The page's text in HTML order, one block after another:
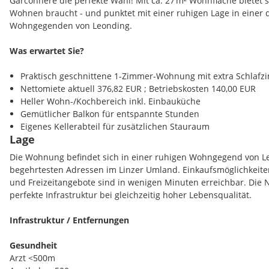
Wohnen braucht - und punktet mit einer ruhigen Lage in einer
Wohngegenden von Leonding.
Was erwartet Sie?
Praktisch geschnittene 1-Zimmer-Wohnung mit extra
Nettomiete aktuell 376,82 EUR ; Betriebskosten 140,00 EUR
Heller Wohn-/Kochbereich inkl. Einbauküche
Gemütlicher Balkon für entspannte Stunden
Eigenes Kellerabteil für zusätzlichen Stauraum
Privater KFZ-Stellplatz inklusive
Die Wohnung ist aktuell vermietet - für Sie bedeutet das:
Ihre Vorteile
Gepflegter Zustand
Massivbauweise und Zentralheizung
Absolute Ruhelage - und trotzdem nah an der Stadt
Infrastruktur und öffentlicher Verkehr in unmittelbarer Nähe
Top Lage - beste Anbindung
Leonding gilt als eine der begehrtesten Lagen im Linzer
Lage
Die Wohnung befindet sich in einer ruhigen Wohngegend von
begehrtesten Adressen im Linzer Umland.
und Freizeitangebote sind in wenigen Minuten erreichbar. Die
perfekte Infrastruktur bei gleichzeitig hoher Lebensqualität.
Infrastruktur / Entfernungen
Gesundheit
Arzt <500m